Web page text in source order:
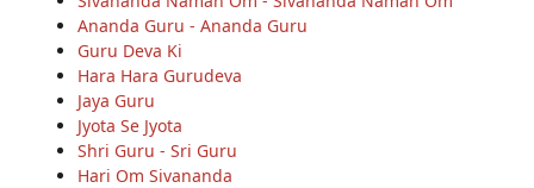
Ananda Guru - Ananda Guru
Guru Deva Ki
Hara Hara Gurudeva
Jaya Guru
Jyota Se Jyota
Shri Guru - Sri Guru
Hari Om Sivananda